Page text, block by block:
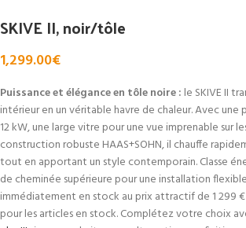
SKIVE II, noir/tôle
1,299.00€
Puissance et élégance en tôle noire : le SKIVE II
intérieur en un véritable havre de chaleur. Avec une
12 kW, une large vitre pour une vue imprenable sur
construction robuste HAAS+SOHN, il chauffe
tout en apportant un style contemporain. Classe
de cheminée supérieure pour une installation
immédiatement en stock au prix attractif de 1 299
pour les articles en stock. Complétez votre choix